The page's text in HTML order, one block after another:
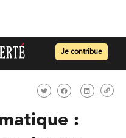
Je contribue
: